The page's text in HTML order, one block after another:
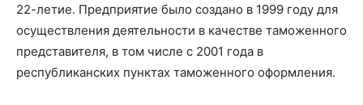
22-летие. Предприятие было создано в 1999 году для
осуществления деятельности в качестве таможенного
представителя, в том числе с 2001 года в
республиканских пунктах таможенного оформления.